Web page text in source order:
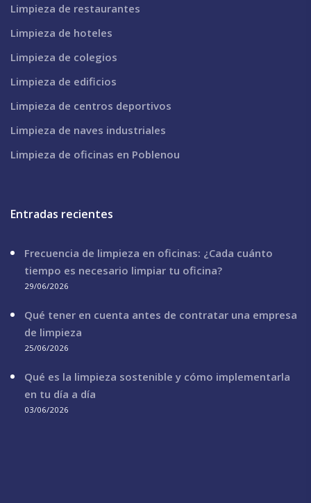
Limpieza de restaurantes
Limpieza de hoteles
Limpieza de colegios
Limpieza de edificios
Limpieza de centros deportivos
Limpieza de naves industriales
Limpieza de oficinas en Poblenou
Entradas recientes
Frecuencia de limpieza en oficinas: ¿Cada cuánto
tiempo es necesario limpiar tu oficina?
29/06/2026
Qué tener en cuenta antes de contratar una empresa
de limpieza
25/06/2026
Qué es la limpieza sostenible y cómo implementarla
en tu día a día
03/06/2026